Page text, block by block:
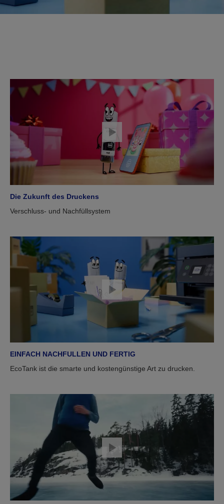
Die Zukunft des Druckens
Verschluss- und Nachfüllsystem
EINFACH NACHFULLEN UND FERTIG
EcoTank ist die smarte und kostengünstige Art zu drucken.